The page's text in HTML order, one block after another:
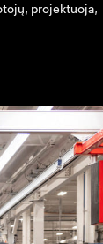
projektuoja,